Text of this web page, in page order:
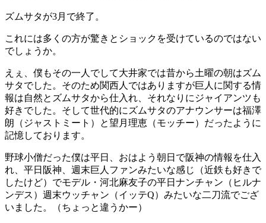
ズムサタが3月で終了。
これには多くの方が驚きとショックを受けているのではない
でしょうか。
えぇ、僕もその一人でして大井家では昔から土曜の朝はズム
サタでした。そのため関西人ではありますが巨人に関する情
報は自然とズムサタから仕入れ、それなりにジャイアンツも
好きでした。そして世代的にズムサタのアナウンサーは福澤
朗（ジャストミート）と望月理恵（モッチー）だったように
記憶しております。
野球小僧だった僕は平日、おはよう朝日で阪神の情報を仕入
れ、平日阪神、週末巨人ファンみたいな感じ（近鉄も好きで
したけど）でモデル・河北麻友子の平日ナンチャン（ヒルナ
ンデス）週末ウッチャン（イッテQ）みたいな二刀流でござ
いました。（ちょっと違うかー）